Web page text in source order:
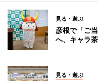
見る・遊ぶ
彦根で「ご
へ、キャラ
見る・遊ぶ